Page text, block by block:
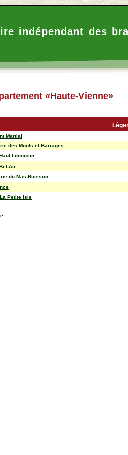
indépendant des
«Haute-Vienne»
Martial
des Monts et Barrages
Limousin
Air
du Mas-Buisson
Petite Isle